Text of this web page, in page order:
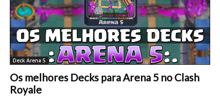
Deck Arena 5
Os melhores Decks para Arena 5 no Clash
Royale